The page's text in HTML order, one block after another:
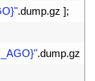
.dump.gz ];
.dump.gz